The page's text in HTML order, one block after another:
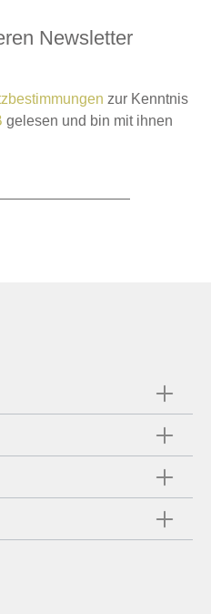
Newsletter
zur Kenntnis
gelesen und bin mit ihnen